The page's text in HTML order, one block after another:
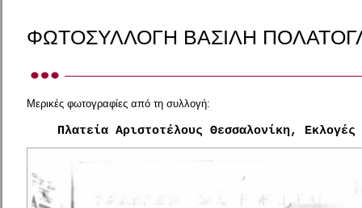
ΦΩΤΟΣΥΛΛΟΓΗ ΒΑΣΙΛΗ
Μερικές φωτογραφίες από τη συλλογή:
Πλατεία Αριστοτέλους Θεσσαλονίκη,